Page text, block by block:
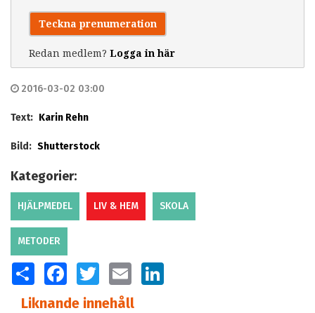
Teckna prenumeration
Redan medlem? Logga in här
2016-03-02 03:00
Text: Karin Rehn
Bild: Shutterstock
Kategorier:
HJÄLPMEDEL LIV & HEM SKOLA
METODER
SHARE FACEBOOKTWITTER EMAIL
Liknande innehåll